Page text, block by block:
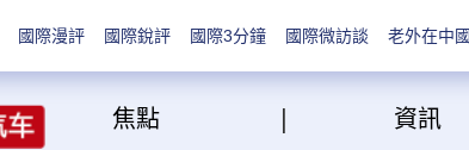
國際漫評 國際銳評 國際3分鐘 國際微訪談 老外在中國
焦點 | 資訊